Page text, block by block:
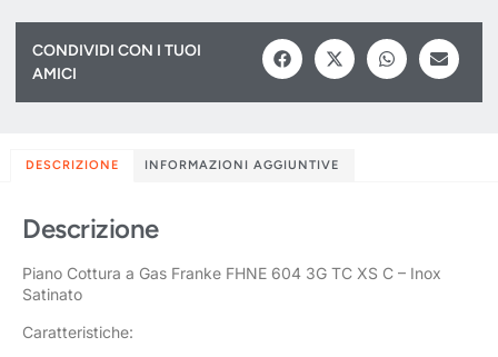
CONDIVIDI CON I TUOI
AMICI
DESCRIZIONE INFORMAZIONI AGGIUNTIVE
Descrizione
Piano Cottura a Gas Franke FHNE 604 3G TC XS C – Inox
Satinato
Caratteristiche: